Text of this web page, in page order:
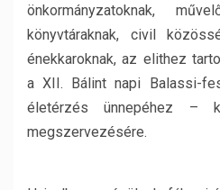
önkormányzatoknak,
könyvtáraknak, civil
énekkaroknak, az elithez
a XII. Bálint napi Balassi-
életérzés ünnepéhez –
megszervezésére.